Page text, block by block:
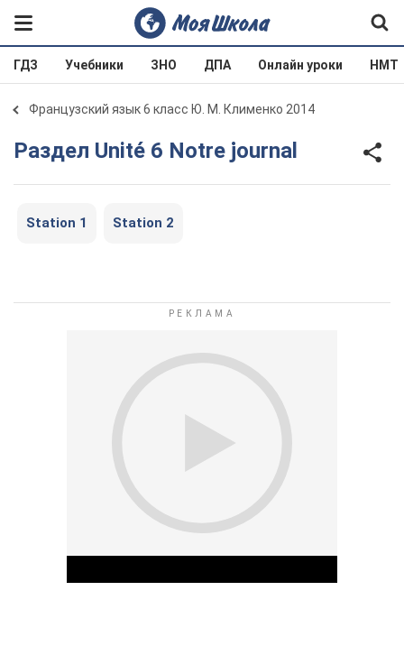
ГДЗ Учебники ЗНО ДПА Онлайн уроки НМТ
Французский язык 6 класс Ю. М. Клименко 2014
Раздел Unité 6 Notre journal
Station 1 Station 2